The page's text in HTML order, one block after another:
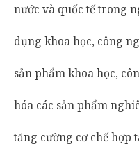
nước và quốc tế trong
dụng khoa học, công
sản phẩm khoa học,
hóa các sản phẩm
tăng cường cơ chế hợp